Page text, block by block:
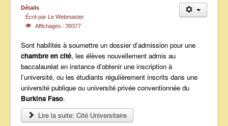
ANNONCES
Détails
Écrit par Le Webmaster
Affichages : 39377
Sont habilités à soumettre un dossier d’admission pour une
chambre en cité, les élèves nouvellement admis au
baccalauréat en instance d’obtenir une inscription à
l’université, ou les étudiants régulièrement inscrits dans une
université publique ou université privée conventionnée du
Burkina Faso.
Lire la suite: Cité Universitaire